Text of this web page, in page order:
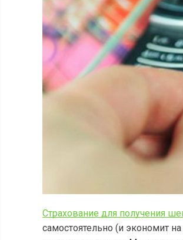
Страхование для получения
самостоятельно (и экономит